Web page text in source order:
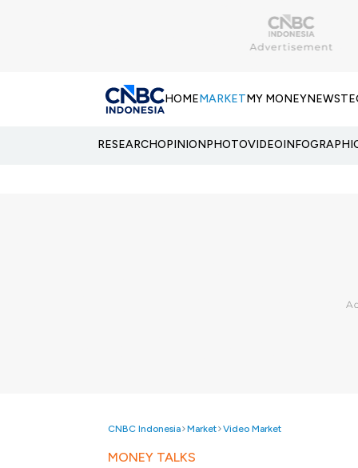
HOMEMARKETMY MONEYNEWS
RESEARCHOPINIONPHOTOVIDEO
CNBC Indonesia Market Video Market
MONEY TALKS